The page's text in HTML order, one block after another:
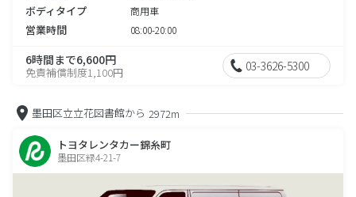
ボディタイプ 商用車
営業時間 08:00-20:00
6時間まで6,600円
免責補償制度1,100円 03-3626-5300
墨田区立立花図書館から 2972m
トヨタレンタカー錦糸町
墨田区緑4-21-7